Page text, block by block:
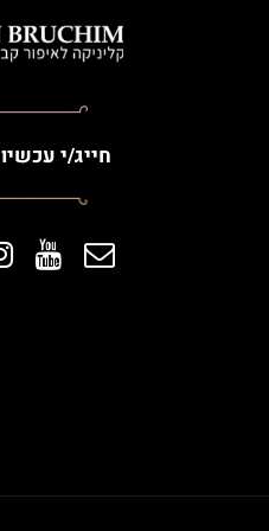
חייג/י עכשיו